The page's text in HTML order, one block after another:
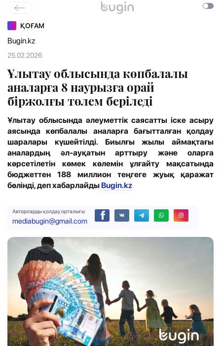
ҚОҒАМ
Bugin.kz
25.02.2026
Ұлытау облысында көпбалалы
аналарға 8 наурызға орай
біржолғы төлем беріледі
Ұлытау облысында әлеуметтік саясатты іске асыру
аясында көпбалалы аналарға бағытталған қолдау
шаралары күшейтілді. Биылғы жылы аймақтағы
аналардың әл-ауқатын арттыру және оларға
көрсетілетін көмек көлемін ұлғайту мақсатында
бюджеттен 188 миллион теңгеге жуық қаражат
бөлінді, деп хабарлайды Bugin.kz
Авторларды қолдау орталығы
mediabugin@gmail.com